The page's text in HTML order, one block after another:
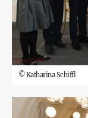
©Katharina Schiffl